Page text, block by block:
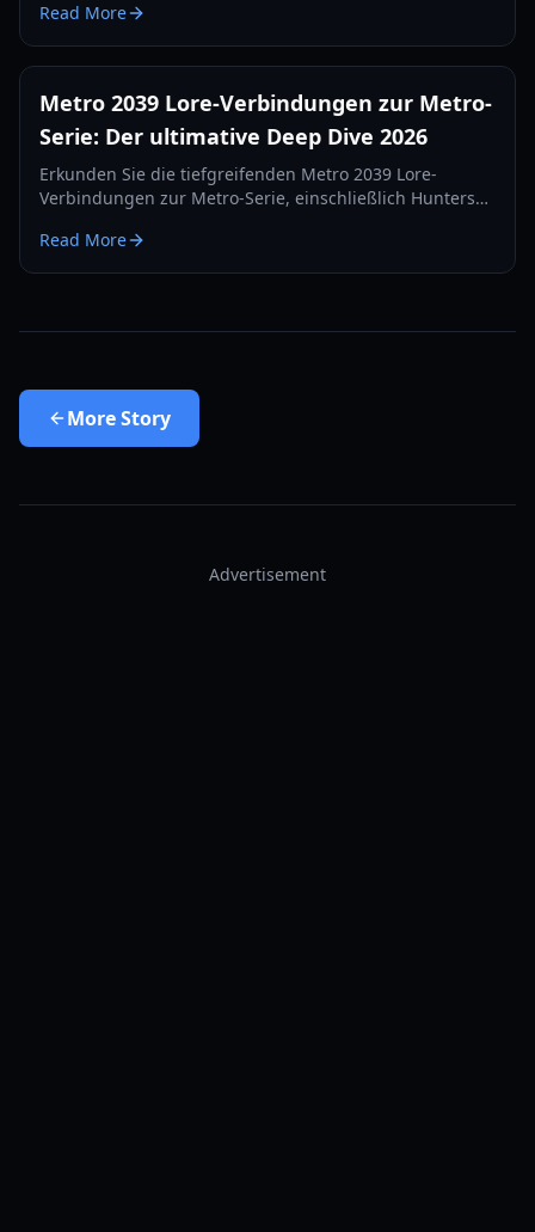
Oberflächengruppen in der kommenden Fortsetzung.
Read More
Metro 2039 Lore-Verbindungen zur Metro-
Serie: Der ultimative Deep Dive 2026
Erkunden Sie die tiefgreifenden Metro 2039 Lore-
Verbindungen zur Metro-Serie, einschließlich Hunters
psychologischen Wandels im Franchise.
Read More
MoreStory
Advertisement